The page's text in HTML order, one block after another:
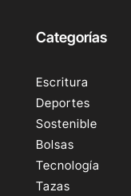
Categorías
Escritura
Deportes
Sostenible
Bolsas
Tecnología
Tazas